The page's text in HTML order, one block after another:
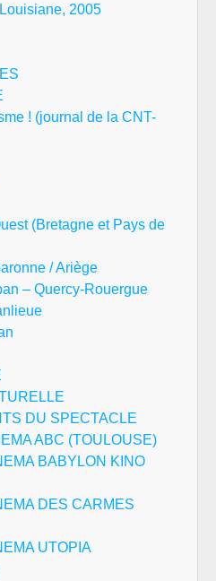
2005
! (journal de la CNT-
(Bretagne et Pays de
/ Ariège
– Quercy-Rouergue
DU SPECTACLE
ABC (TOULOUSE)
BABYLON KINO
DES CARMES
UTOPIA